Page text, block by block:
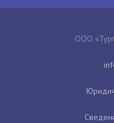
ООО